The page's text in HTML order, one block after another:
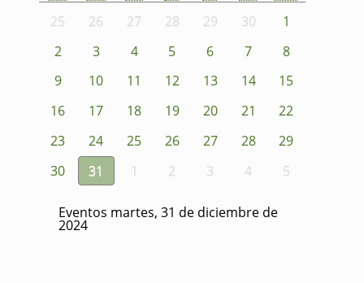
25 26 27 28 29 30
1
2
3 4 5 6 7
8
9
10 11 12 13 14
15
16
17 18 19 20 21
22
23
24 25 26 27 28
29
30
31 1 2 3 4 5
Eventos martes, 31 de diciembre de
2024